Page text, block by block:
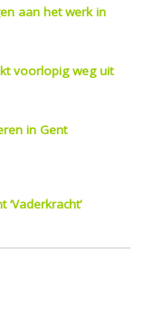
aan het werk in
voorlopig weg uit
in Gent